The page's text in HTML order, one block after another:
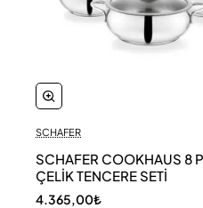
SCHAFER
SCHAFER COOKHAUS 8
ÇELİK TENCERE SETİ
4.365,00₺